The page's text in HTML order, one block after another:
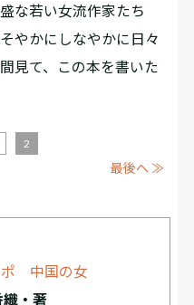
な若い女流作家たち
やかにしなやかに日々
見て、この本を書いた
2
最後へ ≫
ポ 中国の女
織・著